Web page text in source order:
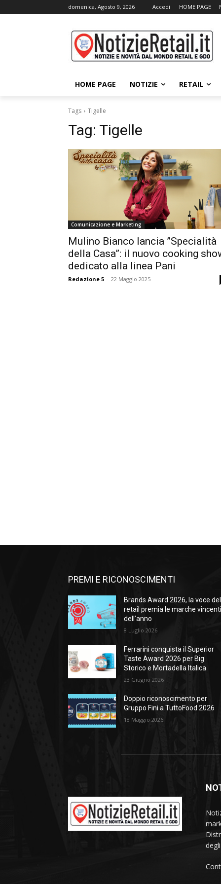
domenica, Agosto 9, 2026 Accedi HOME PAGE
HOME PAGE NOTIZIE RETAIL
Tags Tigelle
Tag: Tigelle
Comunicazione e Marketing
Mulino Bianco lancia ”Specialità
della Casa”: il nuovo cooking
dedicato alla linea Pani
Redazione 5 - 22 Maggio 2025
PREMI E RICONOSCIMENTI
Brands Award 2026, la voce del
retail premia le marche
dell’anno
8 Luglio 2026
Ferrarini conquista il Superior
Taste Award 2026 per Big
Storico e Mortadella Italica
23 Giugno 2026
Doppio riconoscimento per
Gruppo Fini a TuttoFood 2026
18 Maggio 2026